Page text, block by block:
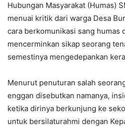
Hubungan Masyarakat (Humas)
menuai kritik dari warga Desa
cara berkomunikasi sang humas
mencerminkan sikap seorang
semestinya mengedepankan
Menurut penuturan salah
enggan disebutkan namanya,
ketika dirinya berkunjung ke
untuk bersilaturahmi dengan